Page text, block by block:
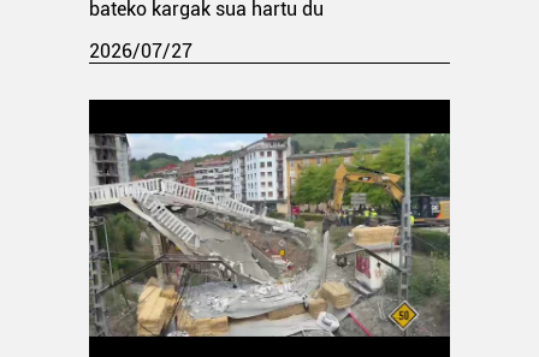
bateko kargak sua hartu du
2026/07/27